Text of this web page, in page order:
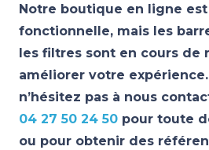
Notre boutique en ligne
fonctionnelle, mais les
les filtres sont en cours de
améliorer votre
n’hésitez pas à nous
04 27 50 24 50 pour toute
ou pour obtenir des